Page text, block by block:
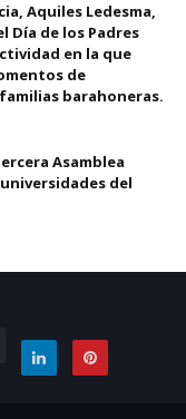
Aquiles Ledesma,
Día de los Padres
en la que
de
barahoneras.
Asamblea
del